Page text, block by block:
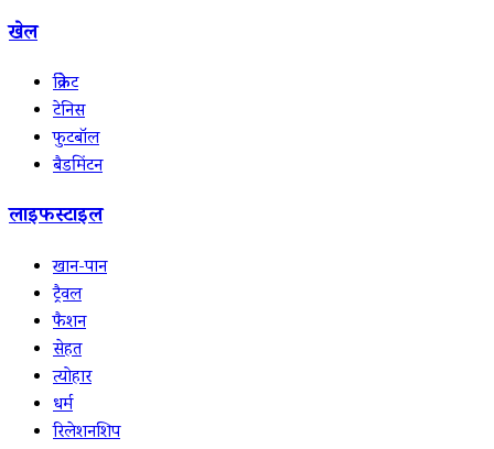
खेल
क्रिकेट
टेनिस
फुटबॉल
बैडमिंटन
लाइफस्टाइल
खान-पान
ट्रैवल
फैशन
सेहत
त्योहार
धर्म
रिलेशनशिप